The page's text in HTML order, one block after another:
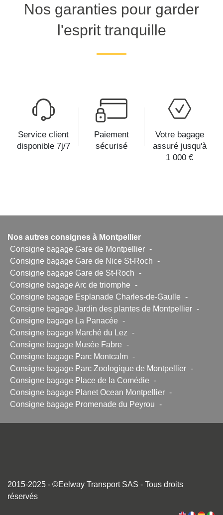
Nos garanties pour garder
l'esprit tranquille
Service client
disponible 7j/7
Paiement
sécurisé
Votre bagage
assuré jusqu'à
1 000 €
Nos autres consignes à Montpellier
Consigne bagage Gare de Montpellier -
Consigne bagage Gare de Nice St-Roch
-
Consigne bagage Gare de St-Roch
-
Consigne bagage Arc de triomphe
-
Consigne bagage Esplanade Charles-de-Gaulle
-
Consigne bagage Jardin des plantes de Montpellier -
Consigne bagage La Panacée
-
Consigne bagage Marché du Lez
-
Consigne bagage Musée Fabre
-
Consigne bagage Parc Montcalm -
Consigne bagage Parc Zoologique de Montpellier -
Consigne bagage Place de la Comédie
-
Consigne bagage Planet Ocean Montpellier -
Consigne bagage Promenade du Peyrou
-
2015-2025 - ©Eelway Transport SAS - Tous droits
réservés